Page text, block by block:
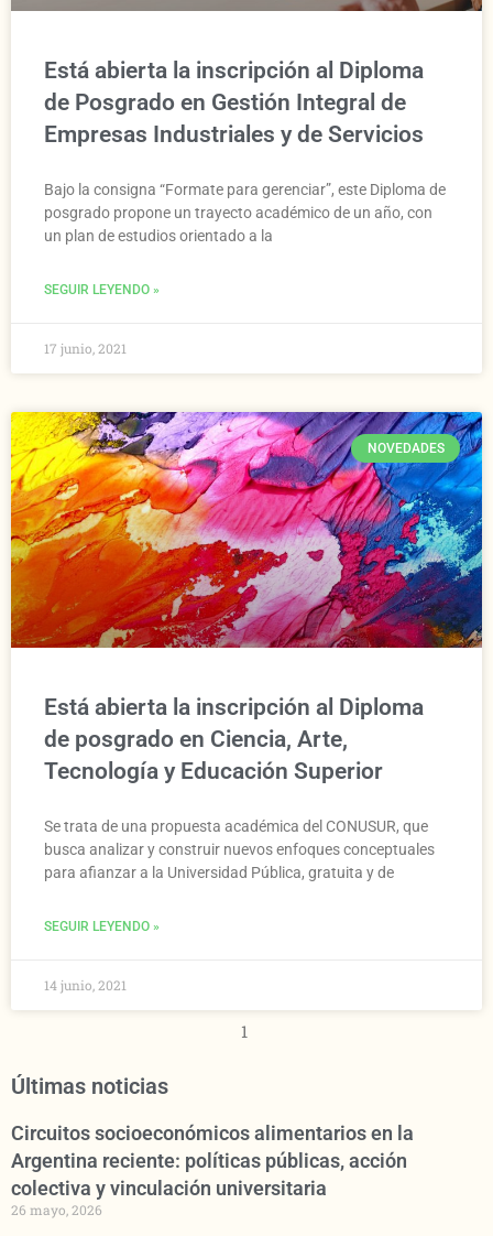
Está abierta la inscripción al Diploma
de Posgrado en Gestión Integral de
Empresas Industriales y de Servicios
Bajo la consigna “Formate para gerenciar”, este Diploma de
posgrado propone un trayecto académico de un año, con
un plan de estudios orientado a la
SEGUIR LEYENDO »
17 junio, 2021
NOVEDADES
Está abierta la inscripción al Diploma
de posgrado en Ciencia, Arte,
Tecnología y Educación Superior
Se trata de una propuesta académica del CONUSUR, que
busca analizar y construir nuevos enfoques conceptuales
para afianzar a la Universidad Pública, gratuita y de
SEGUIR LEYENDO »
14 junio, 2021
1
Últimas noticias
Circuitos socioeconómicos alimentarios en la
Argentina reciente: políticas públicas, acción
colectiva y vinculación universitaria
26 mayo, 2026